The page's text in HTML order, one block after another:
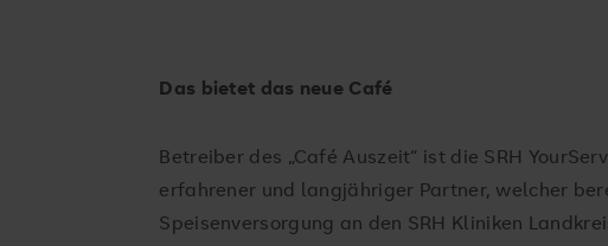
Das bietet das neue Café
Betreiber des „Café Auszeit“ ist die SRH
erfahrener und langjähriger Partner, welcher
Speisenversorgung an den SRH Kliniken